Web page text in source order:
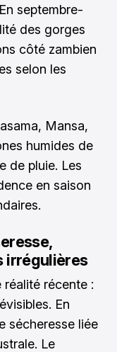
septembre-
des gorges
côté zambien
selon les
Mansa,
humides de
de pluie. Les
en saison
irrégulières
récente :
En
sécheresse liée
Le